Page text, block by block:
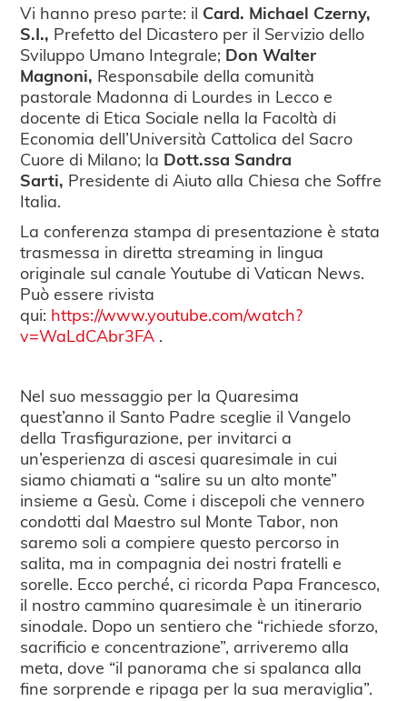
Vi hanno preso parte: il Card. Michael Czerny,
S.I., Prefetto del Dicastero per il Servizio dello
Sviluppo Umano Integrale; Don Walter
Magnoni, Responsabile della comunità
pastorale Madonna di Lourdes in Lecco e
docente di Etica Sociale nella la Facoltà di
Economia dell’Università Cattolica del Sacro
Cuore di Milano; la Dott.ssa Sandra
Sarti, Presidente di Aiuto alla Chiesa che Soffre
Italia.
La conferenza stampa di presentazione è stata
trasmessa in diretta streaming in lingua
originale sul canale Youtube di Vatican News.
Può essere rivista
qui: https://www.youtube.com/watch?
v=WaLdCAbr3FA .
Nel suo messaggio per la Quaresima
quest’anno il Santo Padre sceglie il Vangelo
della Trasfigurazione, per invitarci a
un’esperienza di ascesi quaresimale in cui
siamo chiamati a “salire su un alto monte”
insieme a Gesù. Come i discepoli che vennero
condotti dal Maestro sul Monte Tabor, non
saremo soli a compiere questo percorso in
salita, ma in compagnia dei nostri fratelli e
sorelle. Ecco perché, ci ricorda Papa Francesco,
il nostro cammino quaresimale è un itinerario
sinodale. Dopo un sentiero che “richiede sforzo,
sacrificio e concentrazione”, arriveremo alla
meta, dove “il panorama che si spalanca alla
fine sorprende e ripaga per la sua meraviglia”.